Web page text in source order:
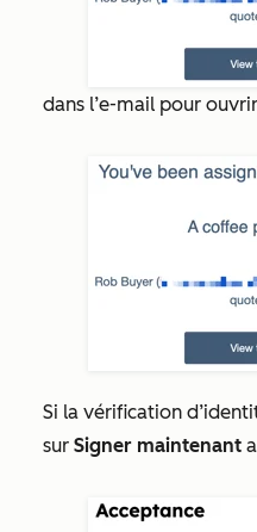
dans l’e-mail pour
Si la vérification
sur Signer maintenant